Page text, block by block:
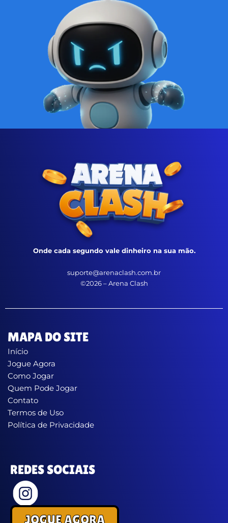
Onde cada segundo vale dinheiro na sua mão.
suporte@arenaclash.com.br
©2026 – Arena Clash
MAPA DO SITE
Início
Jogue Agora
Como Jogar
Quem Pode Jogar
Contato
Termos de Uso
Política de Privacidade
REDES SOCIAIS
JOGUE AGORA